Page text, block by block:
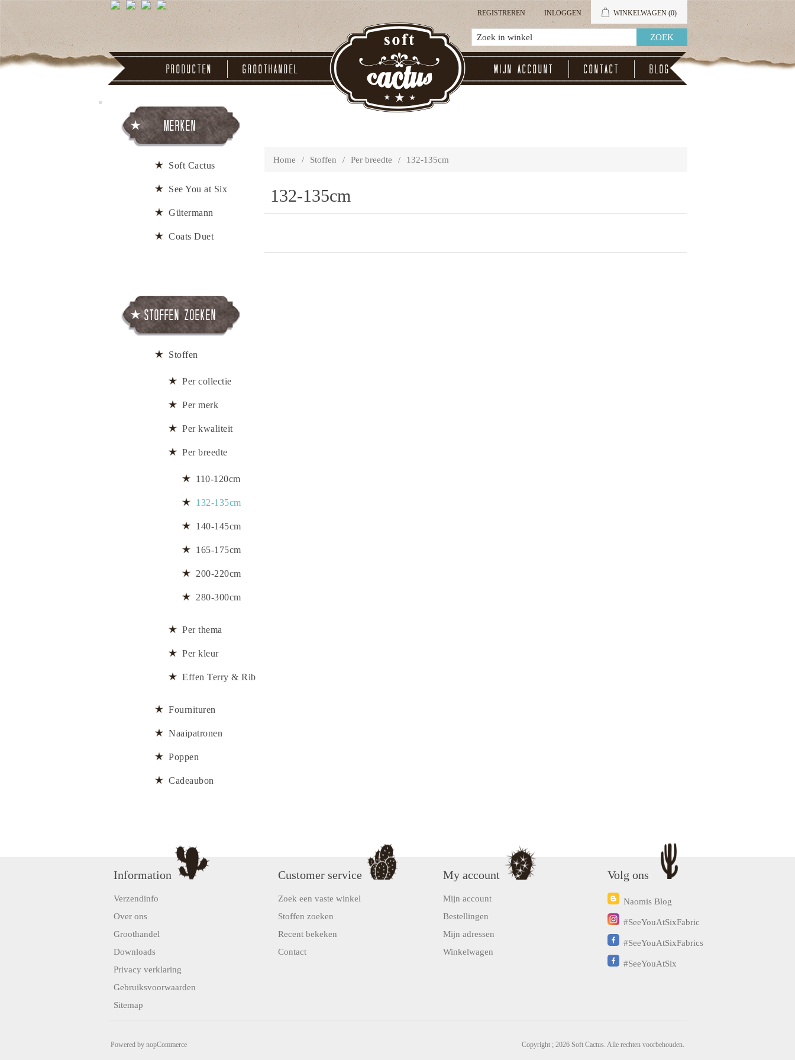
REGISTREREN INLOGGEN WINKELWAGEN (0)
Producten Groothandel Mijn account Contact Blog
Home / Stoffen / Per breedte / 132-135cm
132-135cm
Merken
Soft Cactus
See You at Six
Gütermann
Coats Duet
Stoffen zoeken
Stoffen
Per collectie
Per merk
Per kwaliteit
Per breedte
110-120cm
132-135cm
140-145cm
165-175cm
200-220cm
280-300cm
Per thema
Per kleur
Effen Terry & Rib
Fournituren
Naaipatronen
Poppen
Cadeaubon
Information
Verzendinfo
Over ons
Groothandel
Downloads
Privacy verklaring
Gebruiksvoorwaarden
Sitemap
Customer service
Zoek een vaste winkel
Stoffen zoeken
Recent bekeken
Contact
My account
Mijn account
Bestellingen
Mijn adressen
Winkelwagen
Volg ons
Naomis Blog
#SeeYouAtSixFabric
#SeeYouAtSixFabrics
#SeeYouAtSix
Copyright ; 2026 Soft Cactus. Alle rechten voorbehouden.
Powered by nopCommerce